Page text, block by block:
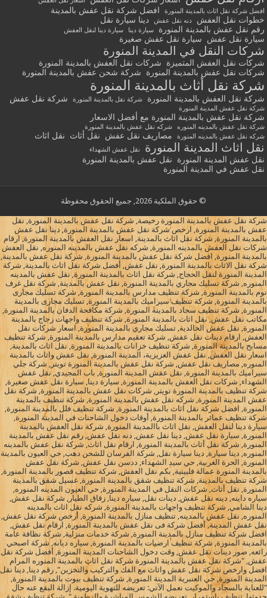
افضل شركة نقل اثاث بالمدينة المنورة
افضل شركة نقل عفش بالمدينة
خطوات نقل العفش
دنه نقل عفش
دينا سيارة نقل
رقم نقل عفش بالمدينة المنورة
سيارة دينا سيارة دينا لنقل العفش
سيارة نقل عفش سيارة نقل عفش صغيرة
شركات النقل في المدينة المنورة
شركات نقل العفش المتميزة
شركات نقل العفش بالمدينة المنورة
شركات نقل عفش بالمدينة المنورة
شركة شحن عفش بالمدينة المنورة
شركة نقل أثاث بالمدينة المنورة
شركة نقل العفش بالمدينة المنورة شركة نقل بالمدينة المنورة شركة نقل عفش
شركة نقل عفش المدينة المنورة
شركة نقل عفش بالمدينة المنورة مع أفضل الاسعار
شركة نقل عفش بالمدينه المنوره
شركه نقل عفش بالمدينة المنورة
شركه نقل عفش بالمدينه المنورة
مصاريف نقل عفش نقل أثاث نقل اثاث
نقل اثاث المدينة المنورة نقل عفش الشهداء
نقل عفش المدينة المنورة
نقل عفش بالمدينة المنورة
نقل عفش في المدينة المنورة
© حقوق الملكية 2026, جميع الحقوق محفوظة
شركة نقل عفش بالمدينة المنورة رخيصة, شركة نقل عفش بالمدينة المنورة, نقل
عفش بالمدينة المنورة, ارخص شركة نقل عفش بالمدينة المنورة, دينا نقل عفش
بالمدينة المنورة, شركة نقل اثاث بالمدينة, اسعار نقل العفش بالمدينة المنورة, ارقام
شركات نقل العفش بالمدينه المنورة, شركه نقل عفش بالمدينه المنوره, نقل العفش
بالمدينة المنورة, افضل شركة نقل عفش بالمدينة المنورة, شركة نقل عفش بالمدينة,
شركة نقل الاثاث بالمدينة المنورة, نقل عفش, أفضل شركة نقل اثاث بالمدينة, شركة
المدينة المنورة لنقل الحجاج, شركة نقل اثاث بالمدينة المنورة, نقل عفش بالمدينه
المنوره, شركة تسليك مجاري بالمدينة المنورة, نقل عفش بالمدينة, شركة نقل غرف
نوم بالمدينة المنورة, شركة تنظيف مدارس بالمدينة المنورة, شركة تسليك مجارى
بالمدينة المنورة, شركة تنظيف سيراميك بالمدينة المنورة, تسليك مجارى بالمدينة
المنورة, شركة تنظيف سجاد بالمدينة المنورة, شركة مكافحة الدفان بالمدينة المنورة,
مكاتب نقل عفش, نقل اثاث بالمدينة المنورة, شركة تنظيف واجهات زجاج بالمدينة
المنورة, نقل عفش الخالدية, تسليك مجاري بالمدينة المنورة, اسعار شركات نقل
العفش, ارقام دينات نقل عفش, شركة تعقيم مدارس بالمدينة المنورة, شركة تنظيف
مسابح بالمدينة المنورة, شركة تنظيف خزانات بالمدينة المنورة, نقل اثاث بالمدينة,
اسعار نقل العفش, نقل عفش العزيزية، المدينة المنورة, نقل عفش واثاث بالمدينة
المنوره, مصاريف نقل عفش, شركة نقل عفش بالمدينة المنورة تويتر, شركة جلي
سيراميك بالمدينة المنورة, نقل عفش المدينة المنورة, باب المجيدي, نقل عفش
الشهداء, شركات نقل العفش بالمدينة المنورة, سيارة دينا, سيارة نقل عفش صغيرة,
شركة تنظيف بالمدينة المنورة تويتر, شركات نقل عفش بالمدينة المنورة, شركة نقل
عفش المدينة المنورة, شركه نقل عفش بالمدينة المنورة, شركة تنظيف بالمدينة
المنورة, افضل شركة نقل اثاث بالمدينة المنورة, شركة تنظيف فلل بالمدينة المنورة,
شركة تنظيف عمائر بالمدينة المنورة, أوقات دخول الشاحنات في المدينة المنورة,
سيارة دينا لنقل العفش, نقل اثاث باالمدينة المنورة, شركة نقل العفش بالمدينة
المنورة, سيارة نقل عفش, دينا نقل عفش, دنه نقل عفش, رقم نقل عفش بالمدينة
المنورة, شركة نقل أثاث بالمدينة المنورة, ارقام نقل اثاث, شركة نقل عفش بالمدينه
المنوره, دينا سيارة, دينا سيارة نقل, شركة الفرسان للشحن دهب, حي العيون بالمدينة
المنورة, الحرة الغربية, حي سيد الشهداء, ددسن نقل عفش, شركة نقل عفش
بالمدينة المنورة عمالة فلبينية, بكم نقل العفش, شركة تنظيف قصور بالمدينة المنورة,
شركة تنظيف بالمدينة, شركة تنظيف شقق بالمدينة المنورة, غسيل شقق بالمدينة
المنورة, نقل أثاث, شركات النقل في المدينة المنورة, حي العيون المدينه المنوره,
سياره داينه, دينه نقل عفش, دينات نقل, سياره دينا, زقاق الطيار, شركة نقل عفش,
دينا الشامي, شركة تنظيف واجهات بالمدينة المنورة, شركه نقل اثاث بالمدينه
المنوره, نقل عفش بالمدينه, تنظيف منازل بالمدينة المنورة, أرخص شركة نقل عفش,
نقل عفش المدينة, أفضل شركة فى نقل عفش بالمدينة المنورة, ارقام نقل عفش,
افضل شركة تنظيف منازل بالمدينة المنورة, شركة خدمات منزلية, شركة نظافة عامة
بالمدينة المنورة, شركة تنظيف ارضيات بالمدينة المنورة, سياره ديانه, شركة اصبحي
رائعه, صور دينات نقل عفش, وقت دخول الشاحنات المدينة المنورة, أفضل شركة نقل
عفش, "شركة نقل عفش بالمدينة المنورة شركة نقل اثاث بالمدينة المنوره المرام
افضل وارخص شركة نقل عفش واثاث مع الفك والتركيب والتخزين", رقم دينا, دينا نقل
المدينة المنورة, حي العنبرية المدينة المنورة, شركة تنظيف بيوت بالمدينة المنورة,
"للعناية بالسجاد والموكيت نعمل الآتي: تعريضه للتهوية اليومية. إزالة البقع عنه حال